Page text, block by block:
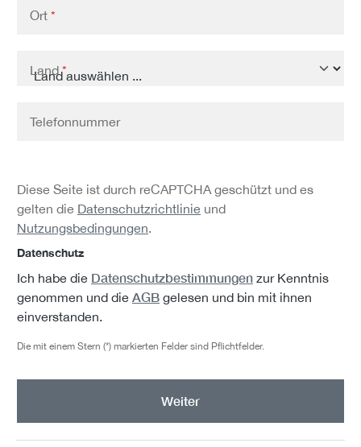
Ort *
Land*
Telefonnummer
Diese Seite ist durch reCAPTCHA geschützt und es
gelten die Datenschutzrichtlinie und
Nutzungsbedingungen.
Datenschutz
Ich habe die Datenschutzbestimmungen zur Kenntnis
genommen und die AGB gelesen und bin mit ihnen
einverstanden.
Die mit einem Stern (*) markierten Felder sind Pflichtfelder.
Weiter